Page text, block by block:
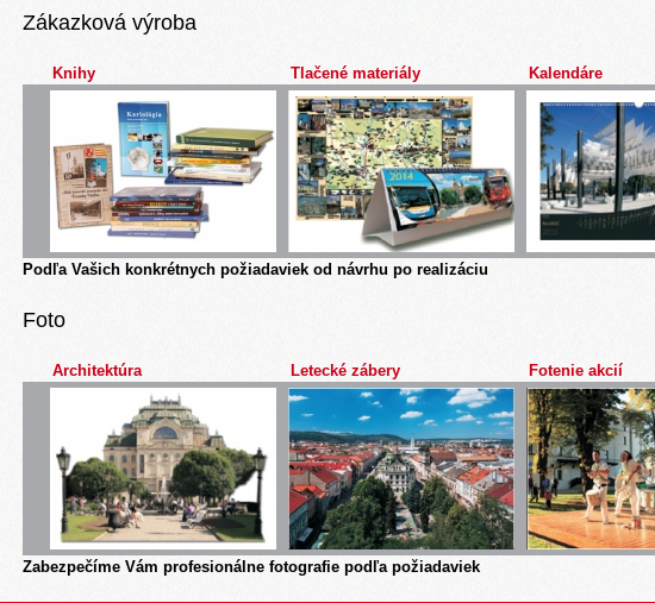
Zákazková výroba
Knihy Tlačené materiály Kalendáre
Podľa Vašich konkrétnych požiadaviek od návrhu po realizáciu
Foto
Architektúra Letecké zábery Fotenie akcií
Zabezpečíme Vám profesionálne fotografie podľa požiadaviek